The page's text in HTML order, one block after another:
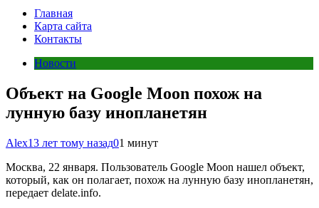
Главная
Карта сайта
Контакты
Новости
Объект на Google Moon похож на
лунную базу инопланетян
Alex13 лет тому назад01 минут
Москва, 22 января. Пользователь Google Moon нашел объект,
который, как он полагает, похож на лунную базу инопланетян,
передает delate.info.